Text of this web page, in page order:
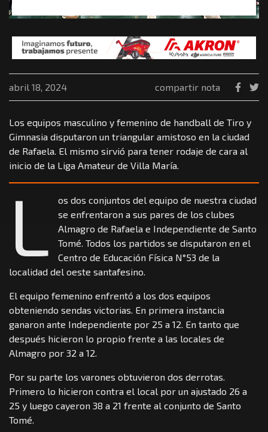
abril 18, 2024 compartir nota
Los equipos masculino y femenino de handball de Tiro y
Gimnasia disputaron un triangular amistoso en la ciudad
de Rafaela. El mismo sirvió para tener rodaje de cara al
inicio de la Liga Amateur de Villa María.
L
os dos conjuntos del equipo de nuestra ciudad
se enfrentaron a sus pares de los clubes
Almagro de Rafaela e Independiente de Santo
Tomé. Todos los partidos se disputaron en el
Centro de Educación Física N°53 de la
localidad del oeste santafesino.
El equipo femenino enfrentó a los dos equipos
obteniendo sendas victorias. En primera instancia
ganaron ante Independiente por 25 a 12. En tanto que
después hicieron lo propio frente a las locales de
Almagro por 32 a 12.
Por su parte los varones obtuvieron dos derrotas.
Primero lo hicieron contra el local por un ajustado 26 a
25 y luego cayeron 38 a 21 frente al conjunto de Santo
Tomé.